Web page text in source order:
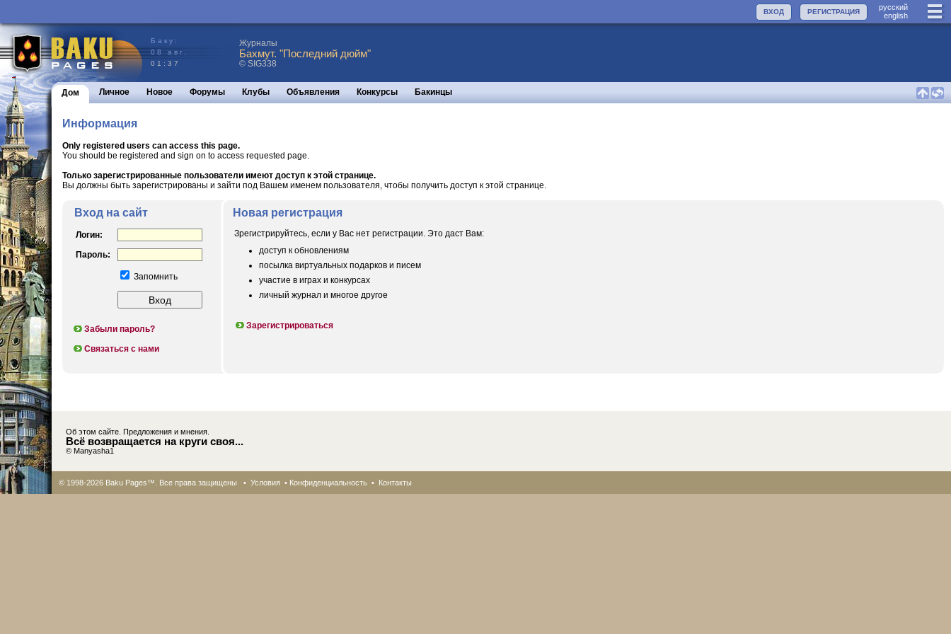
руccкий
english
РЕГИСТРАЦИЯ
ВХОД
Баку:
08 авг.
01:37
Журналы
Бахмут. "Последний дюйм"
© SIG338
Дом Личное Новое Форумы Клубы Объявления Конкурсы Бакинцы
Информация
Only registered users can access this page.
You should be registered and sign on to access requested page.
Только зарегистрированные пользователи имеют доступ к этой странице.
Вы должны быть зарегистрированы и зайти под Вашем именем пользователя, чтобы получить доступ к этой странице.
Вход на сайт
Логин:
Пароль:
Запомнить
Забыли пароль?
Связаться с нами
Новая регистрация
Зрегистрируйтесь, если у Вас нет регистрации. Это даст Вам:
доступ к обновлениям
посылка виртуальных подарков и писем
участие в играх и конкурсах
личный журнал и многое другое
Зарегистрироваться
Об этом сайте. Предложения и мнения.
Всё возвращается на круги своя...
© Manyasha1
© 1998-2026 Baku Pages™. Все права защищены • Условия • Конфиденциальность • Контакты